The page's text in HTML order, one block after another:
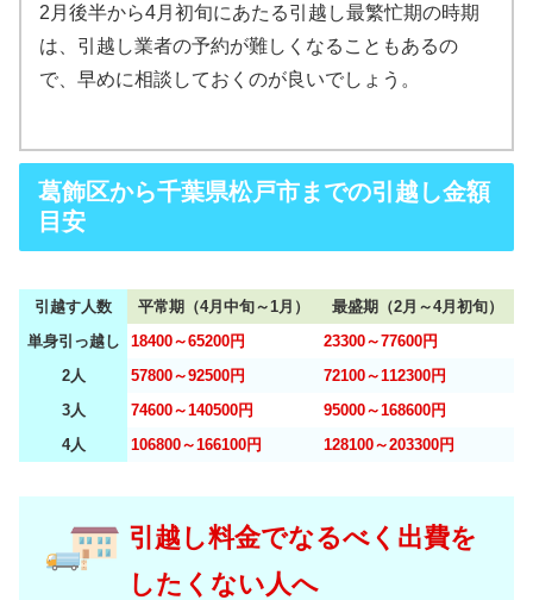
2月後半から4月初旬にあたる引越し最繁忙期の時期
は、引越し業者の予約が難しくなることもあるの
で、早めに相談しておくのが良いでしょう。
葛飾区から千葉県松戸市までの引越し金額
目安
引越す人数 平常期（4月中旬～1月）
最盛期（2月～4月初旬）
単身引っ越し
18400～65200円
23300～77600円
2人
57800～92500円
72100～112300円
3人
74600～140500円
95000～168600円
4人
106800～166100円 128100～203300円
引越し料金でなるべく出費を
したくない人へ